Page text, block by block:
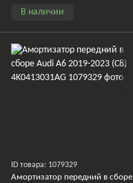
В наличии
ID товара: 1079329
Амортизатор передний в сборе